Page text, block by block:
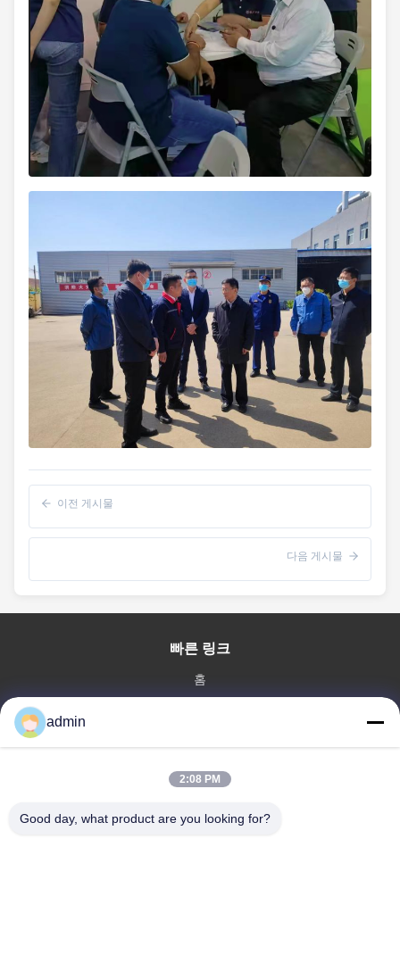
이전 게시물
다음 게시물
빠른 링크
홈
공장 투어
연락처
admin
2:08 PM
Good day, what product are you looking for?